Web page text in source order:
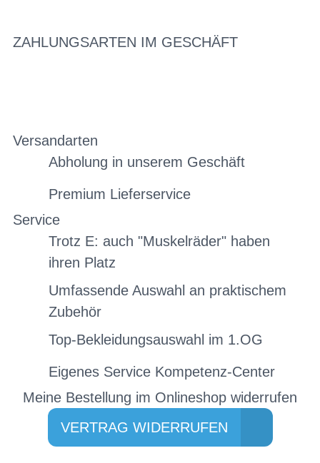
ZAHLUNGSARTEN IM GESCHÄFT
Versandarten
Abholung in unserem Geschäft
Premium Lieferservice
Service
Trotz E: auch "Muskelräder" haben
ihren Platz
Umfassende Auswahl an praktischem
Zubehör
Top-Bekleidungsauswahl im 1.OG
Eigenes Service Kompetenz-Center
Meine Bestellung im Onlineshop widerrufen
VERTRAG WIDERRUFEN